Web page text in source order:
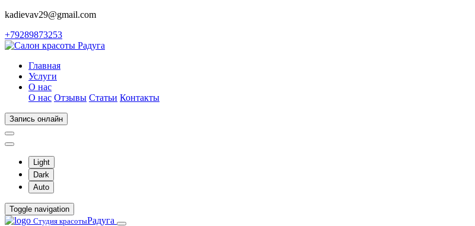
kadievav29@gmail.com
+79289873253
Главная
Услуги
О нас
О нас Отзывы Статьи Контакты
Запись онлайн
Light
Dark
Auto
Toggle navigation
Студия красотыРадуга